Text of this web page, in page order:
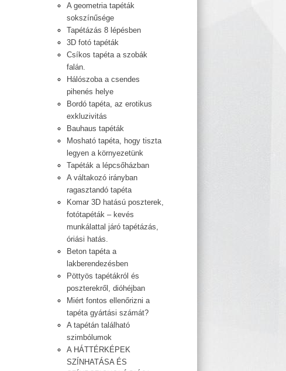
A geometria tapéták
sokszínűsége
Tapétázás 8 lépésben
3D fotó tapéták
Csíkos tapéta a szobák
falán.
Hálószoba a csendes
pihenés helye
Bordó tapéta, az erotikus
exkluzivitás
Bauhaus tapéták
Mosható tapéta, hogy tiszta
legyen a környezetünk
Tapéták a lépcsőházban
A váltakozó irányban
ragasztandó tapéta
Komar 3D hatású poszterek,
fotótapéták – kevés
munkálattal járó tapétázás,
óriási hatás.
Beton tapéta a
lakberendezésben
Pöttyös tapétákról és
poszterekről, dióhéjban
Miért fontos ellenőrizni a
tapéta gyártási számát?
A tapétán található
szimbólumok
A HÁTTÉRKÉPEK
SZÍNHATÁSA ÉS